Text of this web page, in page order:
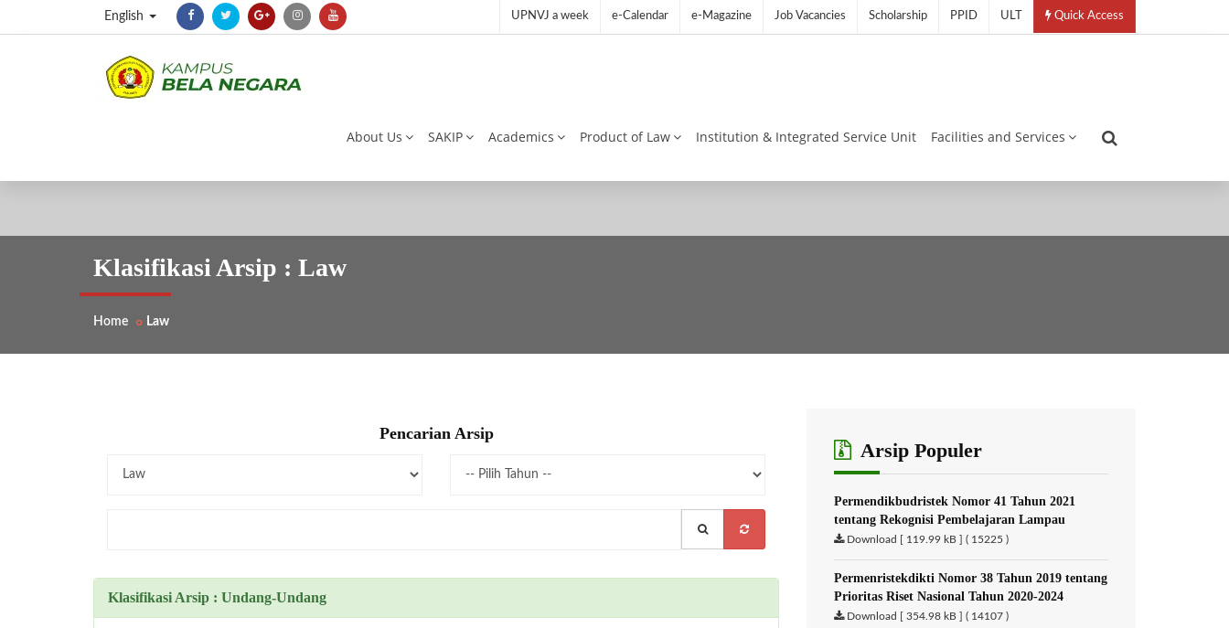
English UPNVJ a week e-Calendar e-Magazine Job Vacancies Scholarship PPID ULT Quick Access
About Us SAKIP Academics Product of Law Institution & Integrated Service Unit Facilities and Services
Klasifikasi Arsip : Law
Home Law
Pencarian Arsip
Klasifikasi Arsip : Undang-Undang
Arsip Populer
Permendikbudristek Nomor 41 Tahun 2021
tentang Rekognisi Pembelajaran Lampau
Download [ 119.99 kB ] ( 15225 )
Permenristekdikti Nomor 38 Tahun 2019 tentang
Prioritas Riset Nasional Tahun 2020-2024
Download [ 354.98 kB ] ( 14107 )